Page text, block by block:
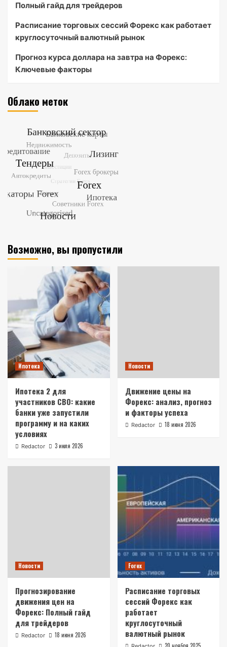
Полный гайд для трейдеров
Расписание торговых сессий Форекс как работает
круглосуточный валютный рынок
Прогноз курса доллара на завтра на Форекс:
Ключевые факторы
Облако меток
Возможно, вы пропустили
Ипотека
Ипотека 2 для
участников СВО: какие
банки уже запустили
программу и на каких
условиях
Redactor 3 июля 2026
Новости
Движение цены на
Форекс: анализ, прогноз
и факторы успеха
Redactor 18 июня 2026
Новости
Прогнозирование
движения цен на
Форекс: Полный гайд
для трейдеров
Redactor 18 июня 2026
Forex
Расписание торговых
сессий Форекс как
работает
круглосуточный
валютный рынок